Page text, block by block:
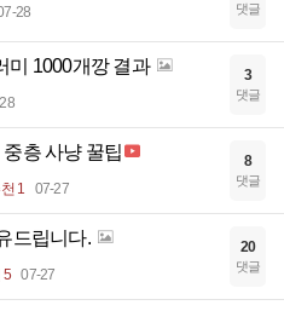
28 댓글
미 1000개깡 결과 3
댓글
층 사냥 꿀팁
1 07-27
8
댓글
드립니다.
5 07-27
20
댓글